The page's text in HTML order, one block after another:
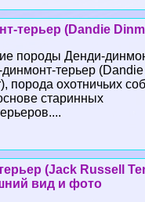
терьер (Dandie
породы Денди-
терьер (Dandie
порода охотничьих
старинных
(Jack Russell
вид и фото